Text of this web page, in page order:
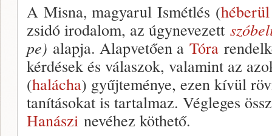
A Misna, magyarul Ismétlés (héberül
zsidó irodalom, az úgynevezett
pe) alapja. Alapvetően a Tóra
kérdések és válaszok, valamint az
(halácha) gyűjteménye, ezen kívül
tanításokat is tartalmaz. Végleges
Hanászi nevéhez köthető.